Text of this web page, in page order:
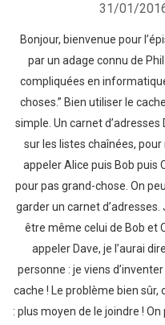
31/01/
Bonjour, bienvenue pour
par un adage connu de Phil
compliquées en
choses.” Bien utiliser le
simple. Un carnet
sur les listes chaînées,
appeler Alice puis Bob puis
pour pas grand-chose. On
garder un carnet
être même celui de Bob et
appeler Dave, je l’aurai
personne : je viens
cache ! Le problème bien sûr,
: plus moyen de le joindre !